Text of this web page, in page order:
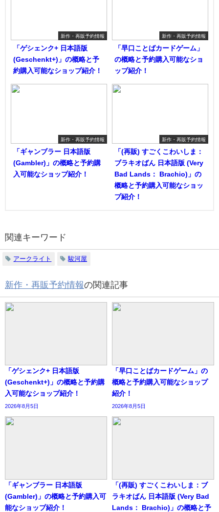
新作・再販予約情報
「ゲシェンク+ 日本語版
(Geschenkt+)」の概略と予
約購入可能なショップ紹介！
新作・再販予約情報
「早口ことばカードゲーム」
の概略と予約購入可能なショ
ップ紹介！
新作・再販予約情報
「ギャンブラー 日本語版
(Gambler)」の概略と予約購
入可能なショップ紹介！
新作・再販予約情報
「(再販) すごくこわいしま：
ブラキオばん 日本語版 (Very
Bad Lands： Brachio)」の
概略と予約購入可能なショッ
プ紹介！
関連キーワード
アークライト 駿河屋
新作・再販予約情報の関連記事
「ゲシェンク+ 日本語版
(Geschenkt+)」の概略と予約購
入可能なショップ紹介！
2026年8月5日
「早口ことばカードゲーム」の
概略と予約購入可能なショップ
紹介！
2026年8月5日
「ギャンブラー 日本語版
(Gambler)」の概略と予約購入可
能なショップ紹介！
「(再販) すごくこわいしま：ブ
ラキオばん 日本語版 (Very Bad
Lands： Brachio)」の概略と予